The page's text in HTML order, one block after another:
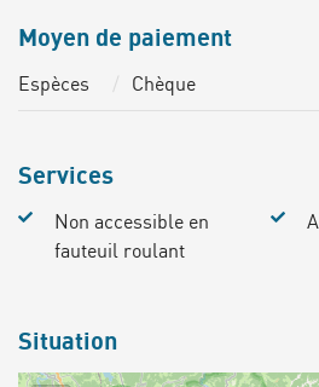
Moyen de paiement
Espèces Chèque
Services
Non accessible en
fauteuil roulant
Situation